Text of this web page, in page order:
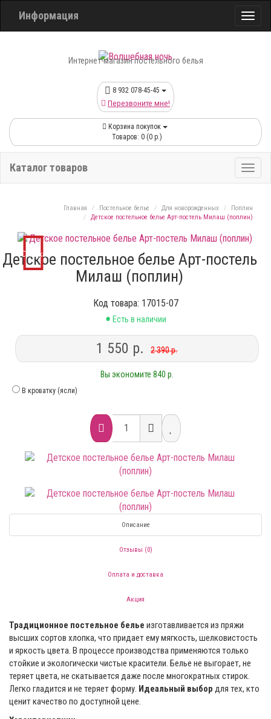
Информация
Интернет-магазин постельного белья
8 932 078-45-45
Перезвоните мне!
Корзина покупок
Товаров: 0 (0 р.)
Каталог товаров
Главная Постельное белье Для новорожденных
Поплин
Детское постельное белье Арт-постель Милаш (поплин)
Скидка
Детское постельное белье Арт-постель
Милаш (поплин)
Код товара: 17015-07
• Есть в наличии
1 550 р. 2 390 р.
Вы экономите 840 р.
В кроватку (ясли)
Описание
Отзывы (0)
Оплата и доставка
Акция
Традиционное постельное белье изготавливается из пряжи
высших сортов хлопка, что придает ему мягкость, шелковистость
и яркость цвета. В процессе производства применяются только
стойкие и экологически чистые красители. Белье не выгорает, не
теряет цвета, не скатывается даже после многократных стирок.
Легко гладится и не теряет форму. Идеальный выбор для тех, кто
ценит качество по доступной цене.